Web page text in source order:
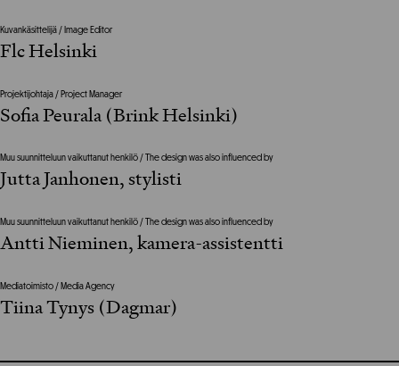
Kuvankäsittelijä / Image Editor
Flc Helsinki
Projektijohtaja / Project Manager
Sofia Peurala (Brink Helsinki)
Muu suunnitteluun vaikuttanut henkilö / The design was also influenced by
Jutta Janhonen, stylisti
Muu suunnitteluun vaikuttanut henkilö / The design was also influenced by
Antti Nieminen, kamera-assistentti
Mediatoimisto / Media Agency
Tiina Tynys (Dagmar)